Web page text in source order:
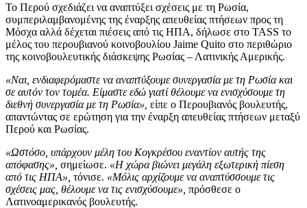
Το Περού σχεδιάζει να αναπτύξει σχέσεις με τη Ρωσία,
συμπεριλαμβανομένης της έναρξης απευθείας πτήσεων προς τη
Μόσχα αλλά δέχεται πιέσεις από τις ΗΠΑ, δήλωσε στο TASS το
μέλος του περουβιανού κοινοβουλίου Jaime Quito στο περιθώριο
της κοινοβουλευτικής διάσκεψης Ρωσίας – Λατινικής Αμερικής.
«Ναι, ενδιαφερόμαστε να αναπτύξουμε συνεργασία με τη Ρωσία και
σε αυτόν τον τομέα. Είμαστε εδώ γιατί θέλουμε να ενισχύσουμε τη
διεθνή συνεργασία με τη Ρωσία», είπε ο Περουβιανός βουλευτής,
απαντώντας σε ερώτηση για την έναρξη απευθείας πτήσεων μεταξύ
Περού και Ρωσίας.
«Ωστόσο, υπάρχουν μέλη του Κογκρέσου εναντίον αυτής της
απόφασης», σημείωσε. «Η χώρα βιώνει μεγάλη εξωτερική πίεση
από τις ΗΠΑ», τόνισε. «Μόλις αρχίζουμε να αναπτύσσουμε τις
σχέσεις μας, θέλουμε να τις ενισχύσουμε», πρόσθεσε ο
Λατινοαμερικανός βουλευτής.